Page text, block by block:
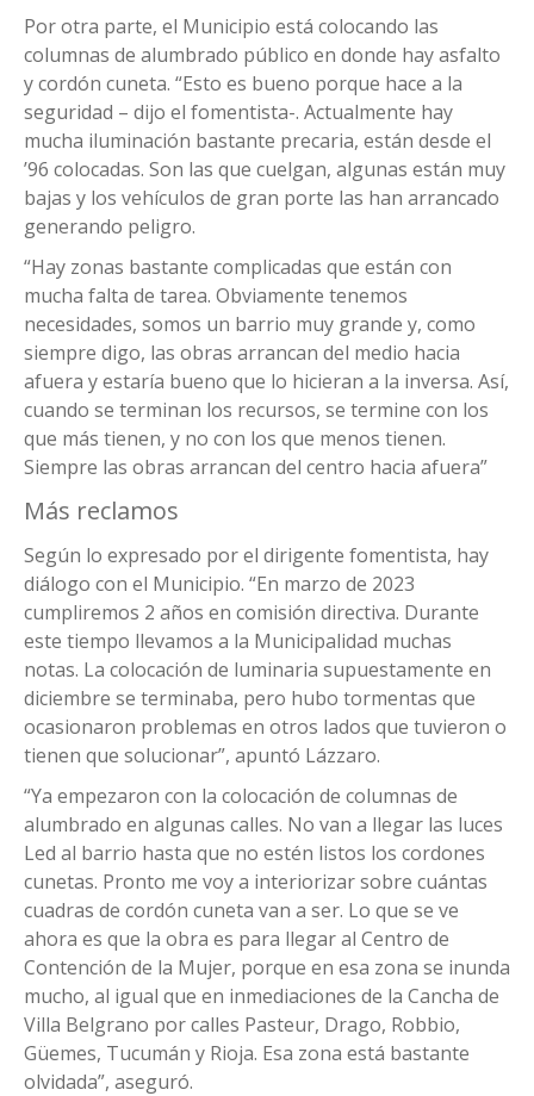
Por otra parte, el Municipio está colocando las
columnas de alumbrado público en donde hay asfalto
y cordón cuneta. “Esto es bueno porque hace a la
seguridad – dijo el fomentista-. Actualmente hay
mucha iluminación bastante precaria, están desde el
’96 colocadas. Son las que cuelgan, algunas están muy
bajas y los vehículos de gran porte las han arrancado
generando peligro.
“Hay zonas bastante complicadas que están con
mucha falta de tarea. Obviamente tenemos
necesidades, somos un barrio muy grande y, como
siempre digo, las obras arrancan del medio hacia
afuera y estaría bueno que lo hicieran a la inversa. Así,
cuando se terminan los recursos, se termine con los
que más tienen, y no con los que menos tienen.
Siempre las obras arrancan del centro hacia afuera”
Más reclamos
Según lo expresado por el dirigente fomentista, hay
diálogo con el Municipio. “En marzo de 2023
cumpliremos 2 años en comisión directiva. Durante
este tiempo llevamos a la Municipalidad muchas
notas. La colocación de luminaria supuestamente en
diciembre se terminaba, pero hubo tormentas que
ocasionaron problemas en otros lados que tuvieron o
tienen que solucionar”, apuntó Lázzaro.
“Ya empezaron con la colocación de columnas de
alumbrado en algunas calles. No van a llegar las luces
Led al barrio hasta que no estén listos los cordones
cunetas. Pronto me voy a interiorizar sobre cuántas
cuadras de cordón cuneta van a ser. Lo que se ve
ahora es que la obra es para llegar al Centro de
Contención de la Mujer, porque en esa zona se inunda
mucho, al igual que en inmediaciones de la Cancha de
Villa Belgrano por calles Pasteur, Drago, Robbio,
Güemes, Tucumán y Rioja. Esa zona está bastante
olvidada”, aseguró.